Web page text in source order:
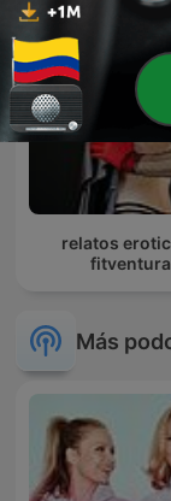
relatos
Más